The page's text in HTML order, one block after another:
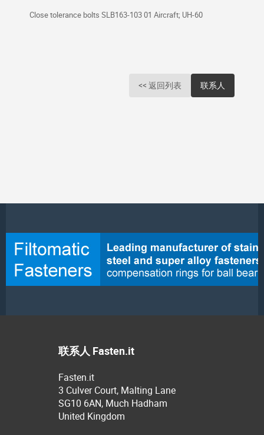
Close tolerance bolts SLB163-103 01 Aircraft; UH-60
<< 返回列表 联系人
联系人 Fasten.it
Fasten.it
3 Culver Court, Malting Lane
SG10 6AN, Much Hadham
United Kingdom